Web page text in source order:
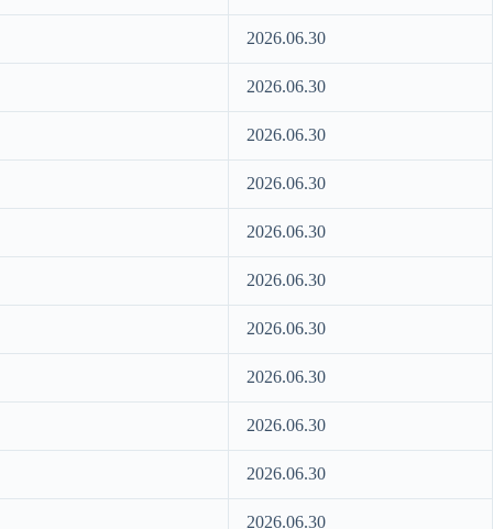
2026.06.30
2026.06.30
2026.06.30
2026.06.30
2026.06.30
2026.06.30
2026.06.30
2026.06.30
2026.06.30
2026.06.30
2026.06.30